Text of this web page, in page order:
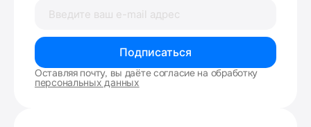
Подписаться
Оставляя почту, вы даёте согласие на обработку
персональных данных